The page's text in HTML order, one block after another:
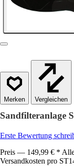
Vergleichen
Sandfilteranlage
Erste Bewertung
Preis — 149,99 € *
Versandkosten pro ST